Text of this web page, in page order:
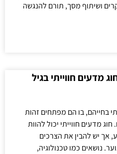
ושיתוף מסך, תורם להנגשה
מדעים חווייתי בגיל
בחייהם, בו הם מפתחים זהות
מדעים חווייתי יכול להוות
אך יש להבין את הצרכים
נושאים כמו טכנולוגיה,